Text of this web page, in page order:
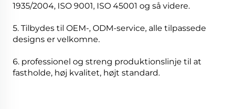
1935/2004, ISO 9001, ISO 45001 og så videre.
5. Tilbydes til OEM-, ODM-service, alle tilpassede
designs er velkomne.
6. professionel og streng produktionslinje til at
fastholde, høj kvalitet, højt standard.